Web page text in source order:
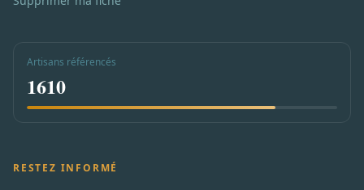
Artisans référencés
1610
RESTEZ INFORMÉ